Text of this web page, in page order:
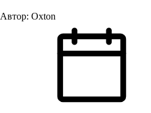
Автор: Oxton